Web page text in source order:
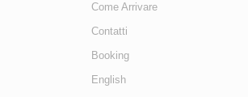
Come Arrivare
Contatti
Booking
English